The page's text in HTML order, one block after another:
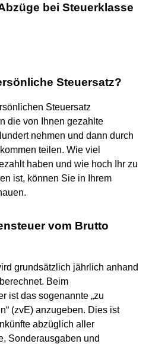
bei Steuerklasse
Steuersatz?
Steuersatz
die von Ihnen gezahlte
nehmen und dann durch
teilen. Wie viel
haben und wie hoch Ihr zu
ist, können Sie in Ihrem
vom Brutto
grundsätzlich jährlich anhand
Beim
ist das sogenannte „zu
(zvE) anzugeben. Dies ist
abzüglich aller
Sonderausgaben und